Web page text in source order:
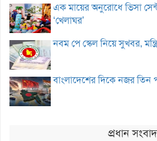
এক মায়ের অনুরোধে ভিসা
‘খেলাঘর’
নবম পে স্কেল নিয়ে সুখবর,
বাংলাদেশের দিকে নজর তিন
প্রধান সংবাদ